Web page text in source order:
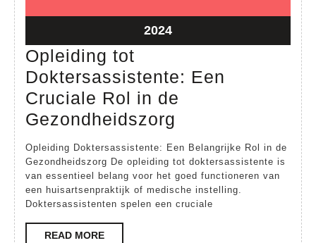
2024
202425
juni
2024
Opleiding tot
Doktersassistente: Een
Cruciale Rol in de
Gezondheidszorg
tot
Een
Cruciale
Opleiding Doktersassistente: Een Belangrijke Rol in de
Gezondheidszorg De opleiding tot doktersassistente is
van essentieel belang voor het goed functioneren van
een huisartsenpraktijk of medische instelling.
Doktersassistenten spelen een cruciale
READ MOREREAD